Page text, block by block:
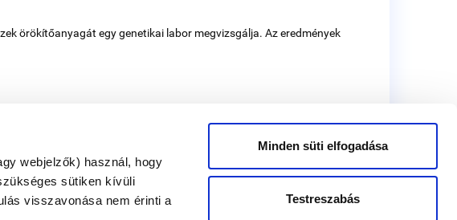
webjelzők) használ, hogy
sütiken kívüli
visszavonása nem érinti a
Minden süti elfogadása
Testreszabás
örökítőanyagát egy genetikai labor megvizsgálja. Az eredmények